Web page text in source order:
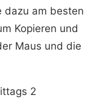
dazu am besten
Kopieren und
Maus und die
2